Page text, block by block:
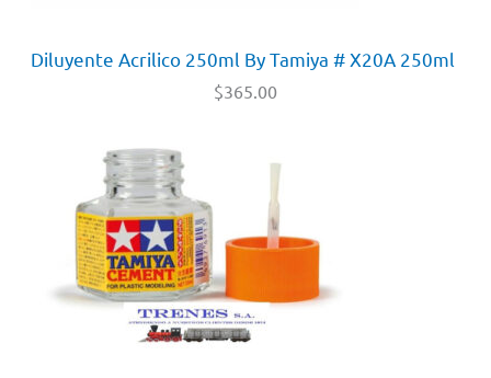
Diluyente Acrilico 250ml By Tamiya # X20A 250ml
$365.00